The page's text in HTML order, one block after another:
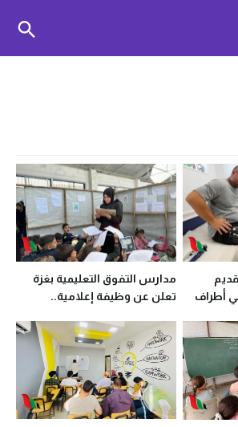
أطراف
مدارس التفوق التعليمية بغزة
تعلن عن وظيفة إعلامية..